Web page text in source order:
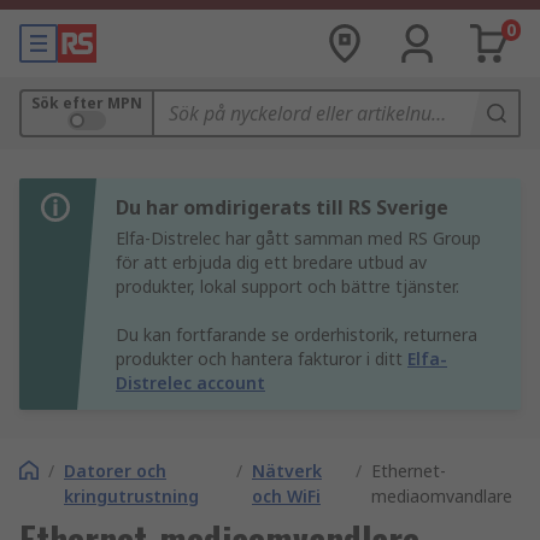
0
Sök efter MPN
Du har omdirigerats till RS Sverige
Elfa-Distrelec har gått samman med RS Group
för att erbjuda dig ett bredare utbud av
produkter, lokal support och bättre tjänster.
Du kan fortfarande se orderhistorik, returnera
produkter och hantera fakturor i ditt Elfa-
Distrelec account
/ Datorer och
kringutrustning
/ Nätverk
och WiFi
/ Ethernet-
mediaomvandlare